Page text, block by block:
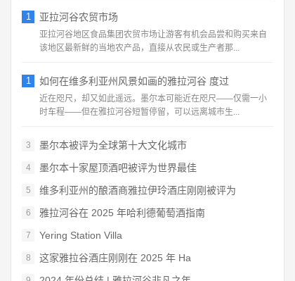
1 亚拉河谷农贸市场
亚拉河谷地区食品集团农贸市场让游客有机会品尝和购买来自
该地区最新鲜的当地农产品，直接从农民或生产者那...
1 如何在维多利亚州风景如画的雅拉河谷 度过
近在咫尺，却又如此遥远。墨尔本可能近在咫尺——仅需一小
时车程——但在雅拉河谷短暂停留，可以远离城市生...
3 墨尔本被评为全球第十大文化城市
4 墨尔本十家屋顶酒吧被评为世界最佳
5 维多利亚州的酿酒商雅拉伊玲酒庄刚刚被评为
6 雅拉河谷在 2025 年哈利德葡萄酒指南
7 Yering Station Villa
8 这家雅拉谷酒庄刚刚在 2025 年 Ha